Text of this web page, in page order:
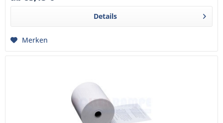
Details
Merken